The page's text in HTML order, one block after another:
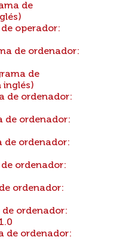
de
operador:
de ordenador:
de
inglés)
de ordenador:
de ordenador:
de ordenador:
ordenador:
ordenador:
ordenador:
de ordenador: